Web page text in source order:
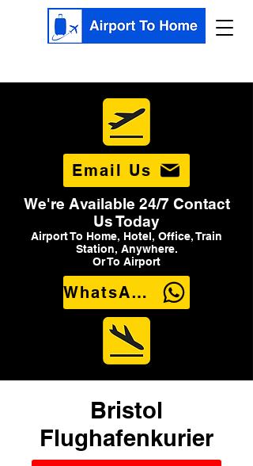
Email Us
We're Available 24/7 Contact
Us Today
Airport To Home, Hotel, Office, Train
Station, Anywhere.
Or To Airport
WhatsApp Us
Bristol
Flughafenkurier